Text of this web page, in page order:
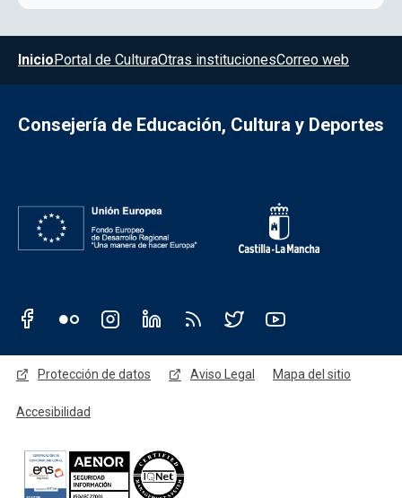
Menú del pie
InicioPortal de CulturaOtras institucionesCorreo web
Consejería de Educación, Cultura y Deportes
Redes sociales JCCM
Menú legal
Protección de datos Aviso Legal Mapa del sitio
Accesibilidad